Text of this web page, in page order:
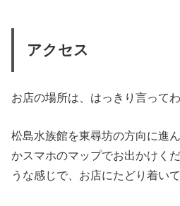
アクセス
お店の場所は、はっきり言って
松島水族館を東尋坊の方向に進
かスマホのマップでお出かけく
うな感じで、お店にたどり着いて